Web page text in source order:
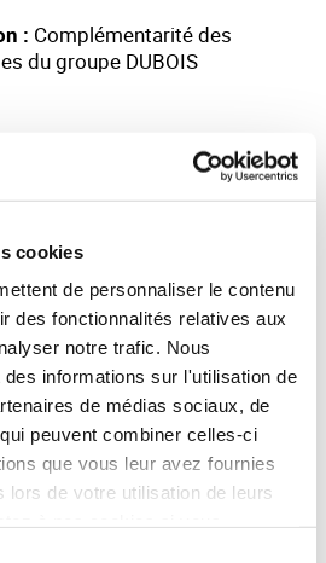
cookies
de personnaliser le contenu
des fonctionnalités relatives aux
notre trafic. Nous
des informations sur l'utilisation de
de médias sociaux, de
peuvent combiner celles-ci
que vous leur avez fournies
lors de votre utilisation de leurs
: Complémentarité des
du groupe DUBOIS
- Synercom France IDF (Paris)
- Cabinet WALTER et
acquisition que le